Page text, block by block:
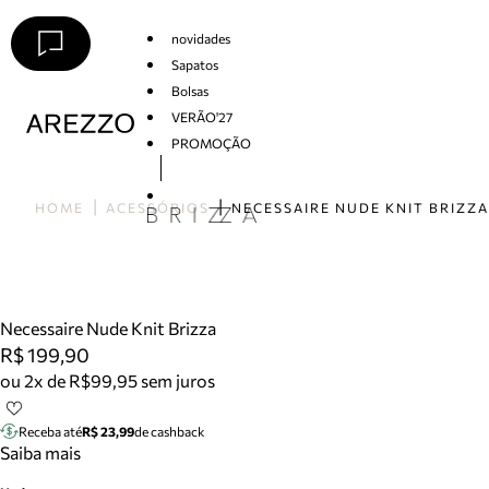
novidades
Sapatos
Bolsas
VERÃO'27
PROMOÇÃO
HOME ACESSÓRIOS NECESSAIRE NUDE KNIT BRIZZA
Necessaire Nude Knit Brizza
R$ 199,90
ou 2x de R$99,95 sem juros
Receba atéR$ 23,99de cashback
Saiba mais